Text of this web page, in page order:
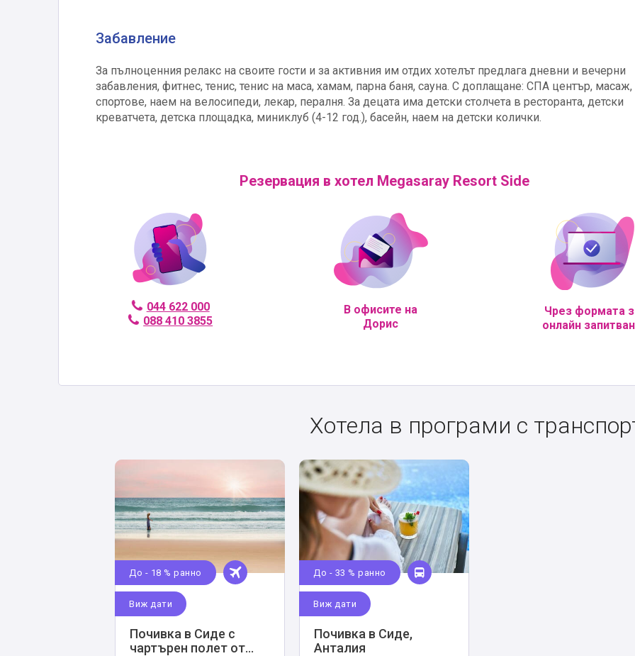
Забавление
За пълноценния релакс на своите гости и за активния им отдих хотелът предлага дневни и вечерни
забавления, фитнес, тенис, тенис на маса, хамам, парна баня, сауна. С доплащане: СПА център,
спортове, наем на велосипеди, лекар, пералня. За децата има детски столчета в ресторанта, детски
креватчета, детска площадка, миниклуб (4-12 год.), басейн, наем на детски колички.
Резервация в хотел Megasaray Resort Side
044 622 000
088 410 3855
В офисите на
Дорис
Чрез формата
онлайн
Хотела в програми с
До - 18 % ранно
Виж дати
Почивка в Сиде с
чартърен полет от
До - 33 % ранно
Виж дати
Почивка в Сиде,
Анталия